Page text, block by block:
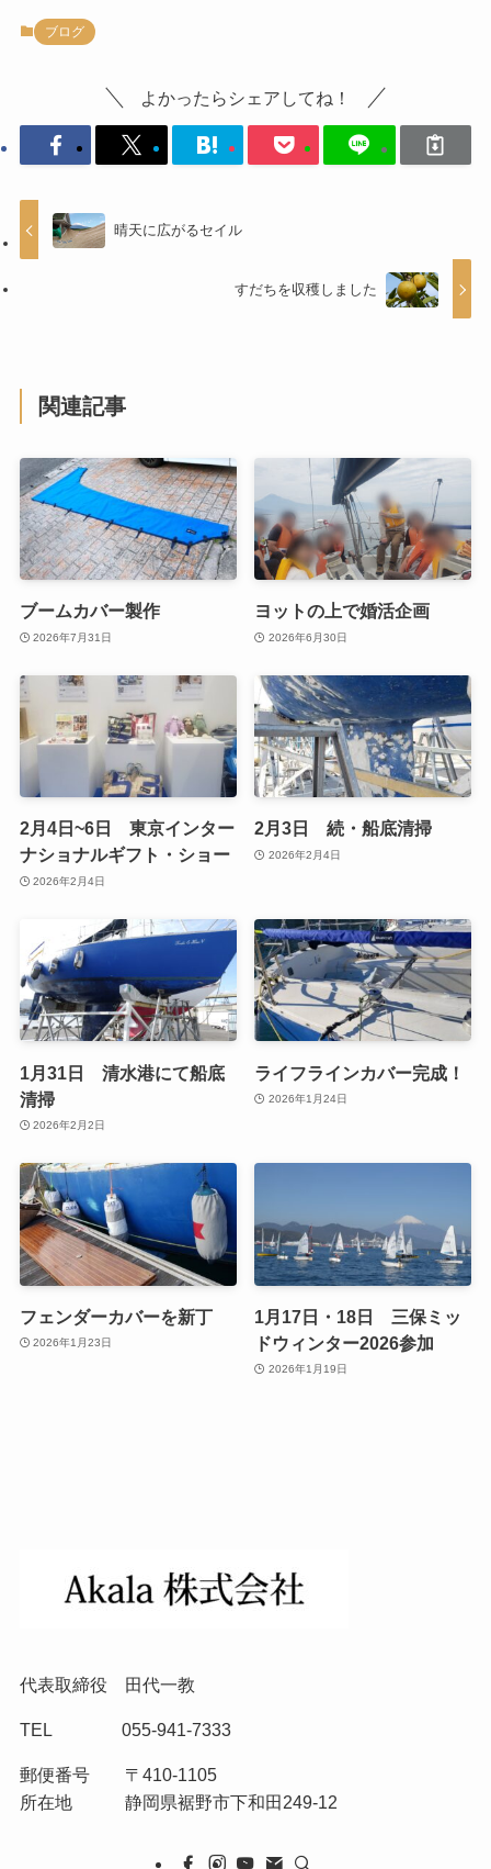
ブログ
よかったらシェアしてね！
晴天に広がるセイル
すだちを収穫しました
関連記事
ブームカバー製作
2026年7月31日
ヨットの上で婚活企画
2026年6月30日
2月4日~6日 東京インター
ナショナルギフト・ショー
2026年2月4日
2月3日 続・船底清掃
2026年2月4日
1月31日 清水港にて船底
清掃
2026年2月2日
ライフラインカバー完成！
2026年1月24日
フェンダーカバーを新丁
2026年1月23日
1月17日・18日 三保ミッ
ドウィンター2026参加
2026年1月19日
代表取締役 田代一教
TEL 055-941-7333
郵便番号 〒410-1105
所在地 静岡県裾野市下和田249-12